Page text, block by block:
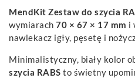
MendKit Zestaw do szycia
wymiarach 70 × 67 × 17 mm i
nawlekacz igły, pęsetę i
Minimalistyczny, biały kolor
szycia RABS to świetny